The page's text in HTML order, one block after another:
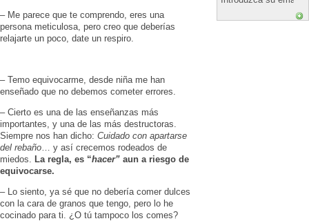
– Me parece que te comprendo, eres una
persona meticulosa, pero creo que deberías
relajarte un poco, date un respiro.
– Temo equivocarme, desde niña me han
enseñado que no debemos cometer errores.
– Cierto es una de las enseñanzas más
importantes, y una de las más destructoras.
Siempre nos han dicho: Cuidado con apartarse
del rebaño … y así crecemos rodeados de
miedos. La regla, es “hacer” aun a riesgo de
equivocarse.
– Lo siento, ya sé que no debería comer dulces
con la cara de granos que tengo, pero lo he
cocinado para ti. ¿O tú tampoco los comes?